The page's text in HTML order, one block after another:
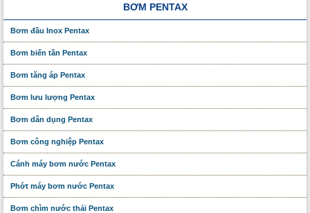
BƠM PENTAX
Bơm đầu Inox Pentax
Bơm biến tần Pentax
Bơm tăng áp Pentax
Bơm lưu lượng Pentax
Bơm dân dụng Pentax
Bơm công nghiệp Pentax
Cánh máy bơm nước Pentax
Phớt máy bơm nước Pentax
Bơm chìm nước thải Pentax